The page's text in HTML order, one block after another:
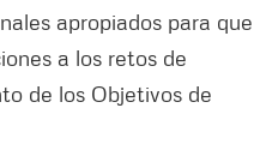
apropiados para que
a los retos de
de los Objetivos de